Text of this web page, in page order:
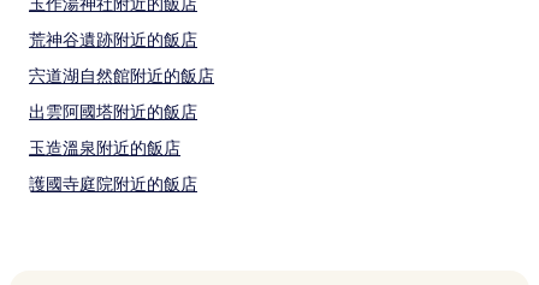
荒神谷遺跡附近的飯店
宍道湖自然館附近的飯店
出雲阿國塔附近的飯店
玉造溫泉附近的飯店
護國寺庭院附近的飯店